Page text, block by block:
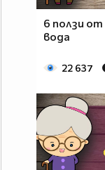
6 ползи
вода
22 637